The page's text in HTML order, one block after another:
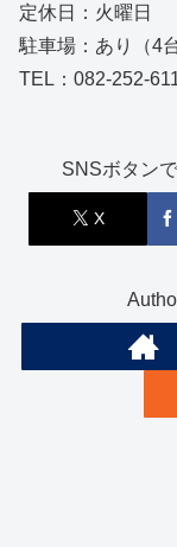
定休日：火曜日
駐車場：あり（4
TEL：082-252-
SNSボタン
X